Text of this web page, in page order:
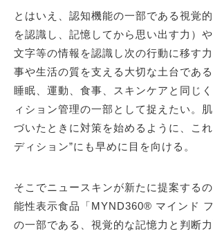
とはいえ、認知機能の一部である視覚
を認識し、記憶してから思い出す力）
文字等の情報を認識し次の行動に移す
事や生活の質を支える大切な土台である
睡眠、運動、食事、スキンケアと同じ
ィション管理の一部として捉えたい。
づいたときに対策を始めるように、こ
ディション”にも早めに目を向ける。
そこでニュースキンが新たに提案する
能性表示食品「MYND360® マインド
の一部である、視覚的な記憶力と判断力